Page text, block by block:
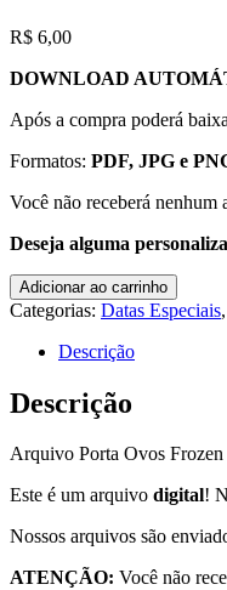
R$ 6,00
DOWNLOAD
Após a compra poderá
Formatos: PDF, JPG e
Você não receberá
Deseja alguma
Arquivo
Porta
Ovos
Frozen
quantidade
Adicionar ao carrinho
Categorias: Datas Especiais,
Descrição
Descrição
Arquivo Porta Ovos Frozen
Este é um arquivo digital!
Nossos arquivos são
ATENÇÃO: Você não